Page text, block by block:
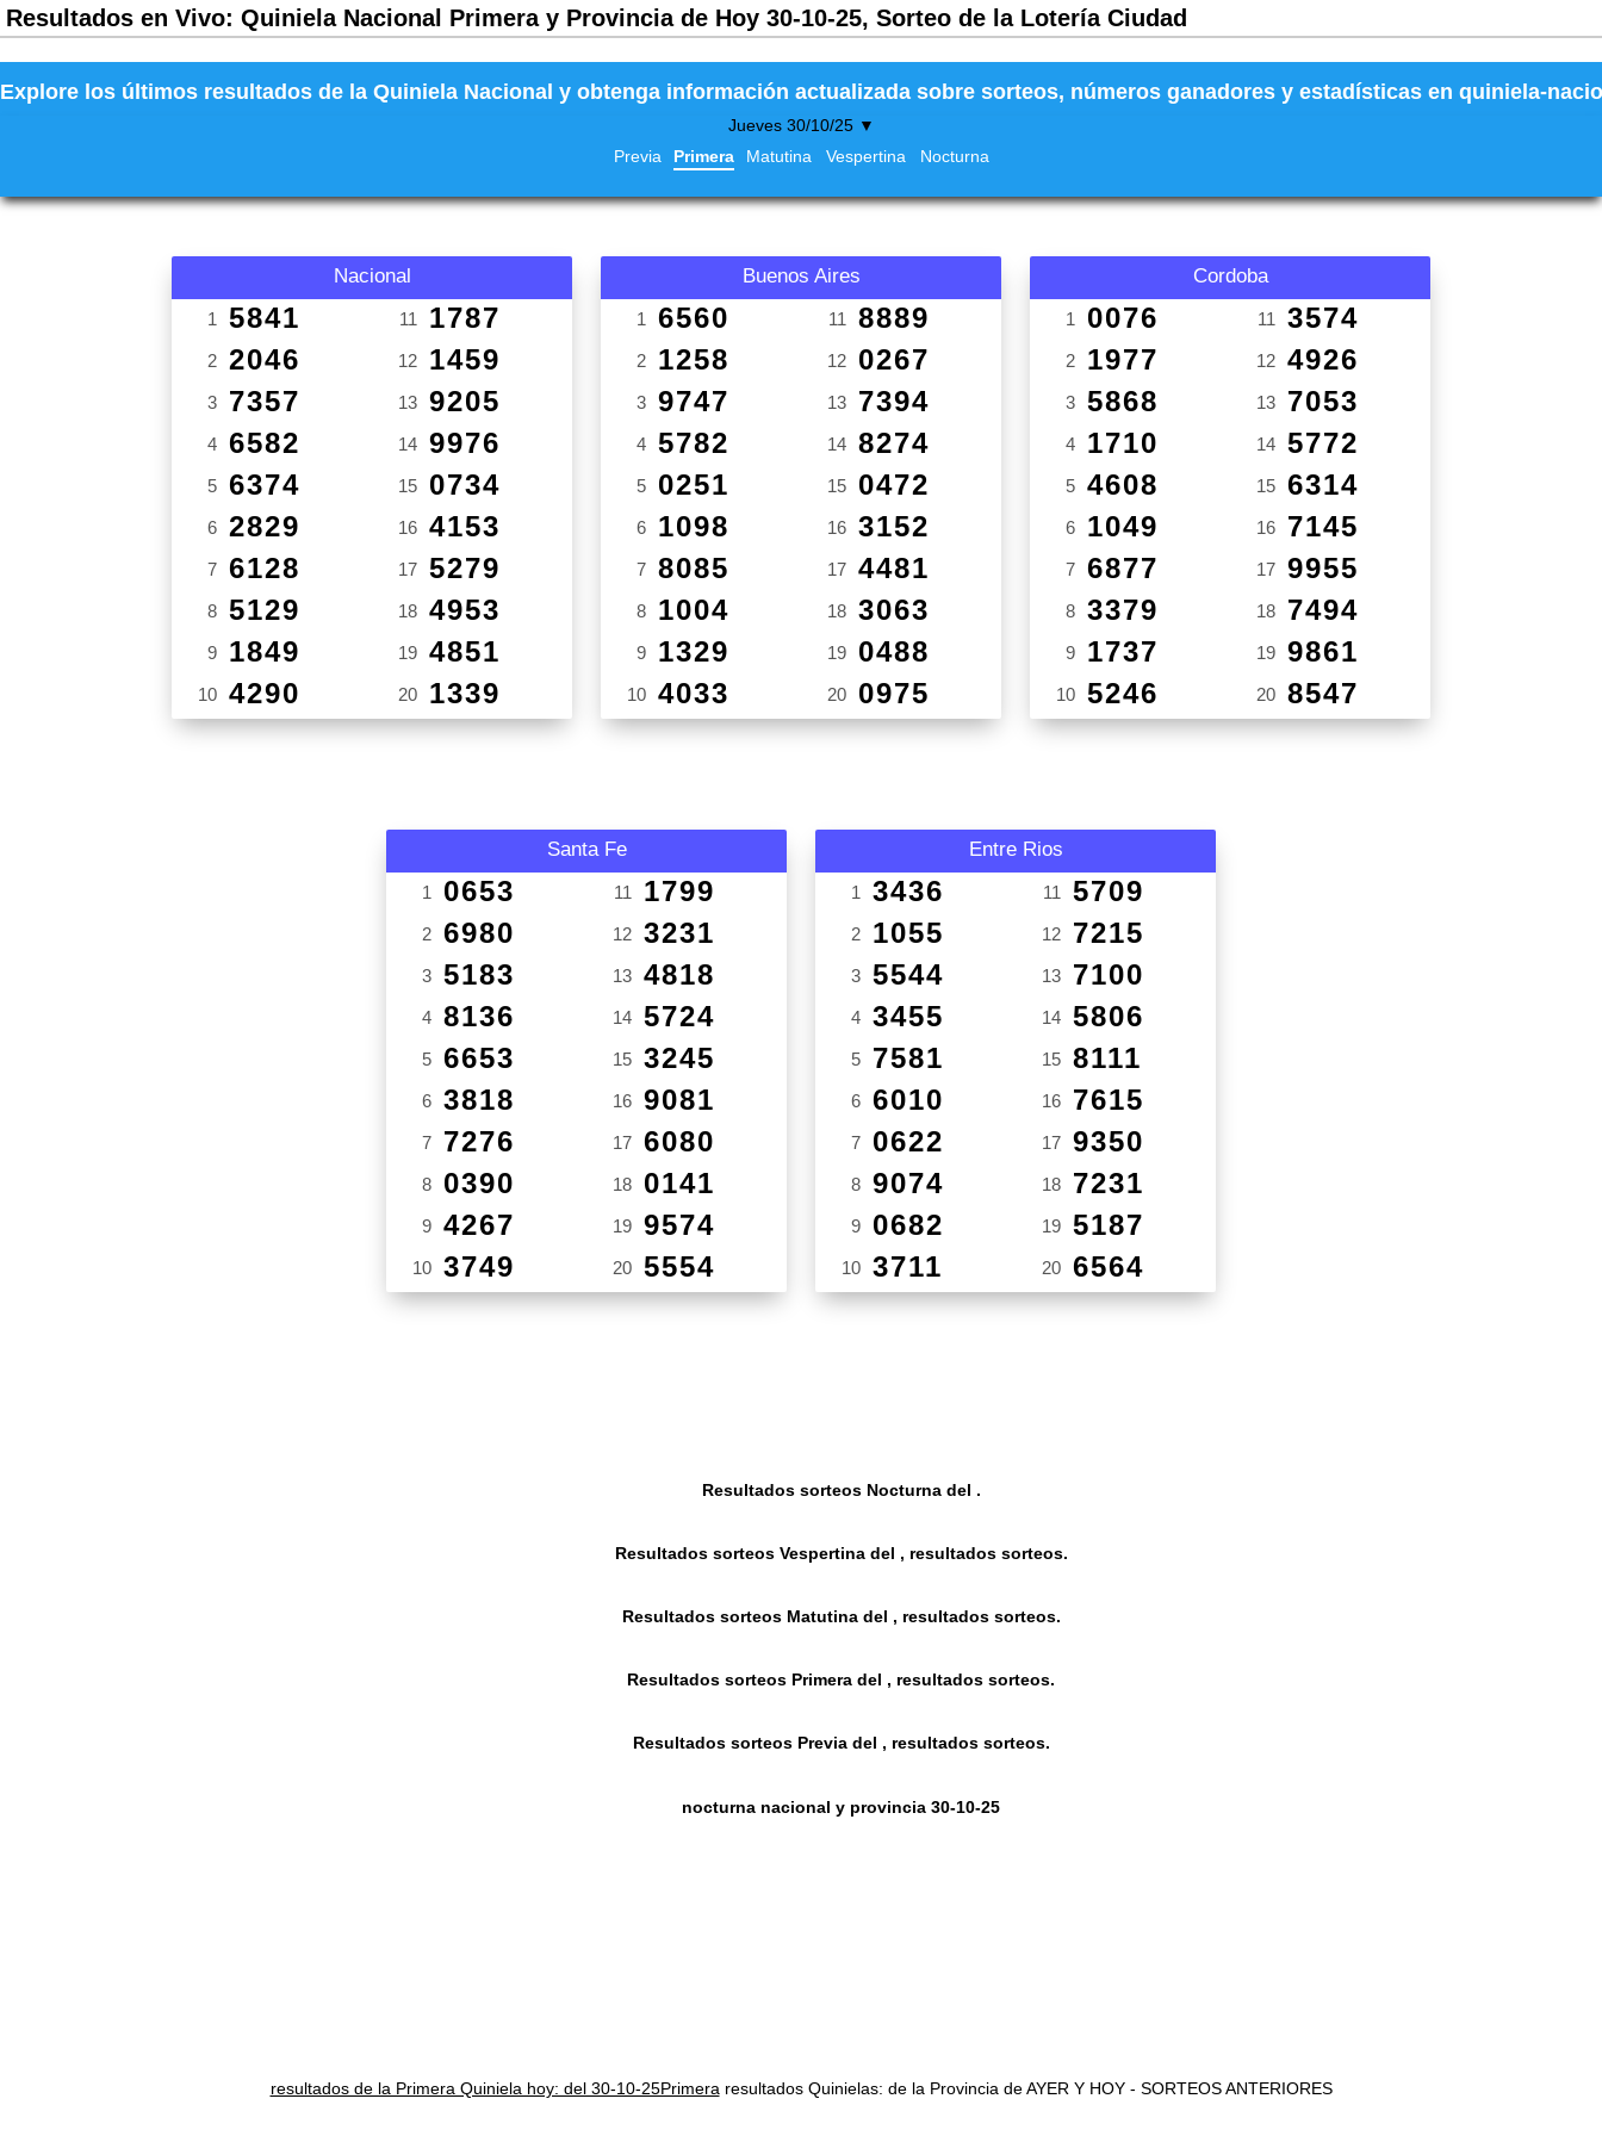
Resultados en Vivo: Quiniela Nacional Primera y Provincia de Hoy 30-10-25, Sorteo de la Lotería Ciudad
Explore los últimos resultados de la Quiniela Nacional y obtenga información actualizada sobre sorteos, números ganadores y estadísticas en quiniela-
Jueves 30/10/25 ▼
Previa
Primera Matutina Vespertina Nocturna
Nacional
1 5841
2 2046
3 7357
4 6582
5 6374
6 2829
7 6128
8 5129
9 1849
10 4290
11 1787
12 1459
13 9205
14 9976
15 0734
16 4153
17 5279
18 4953
19 4851
20 1339
Buenos Aires
1 6560
2 1258
3 9747
4 5782
5 0251
6 1098
7 8085
8 1004
9 1329
10 4033
11 8889
12 0267
13 7394
14 8274
15 0472
16 3152
17 4481
18 3063
19 0488
20 0975
Cordoba
1 0076
2 1977
3 5868
4 1710
5 4608
6 1049
7 6877
8 3379
9 1737
10 5246
11 3574
12 4926
13 7053
14 5772
15 6314
16 7145
17 9955
18 7494
19 9861
20 8547
Santa Fe
1 0653
2 6980
3 5183
4 8136
5 6653
6 3818
7 7276
8 0390
9 4267
10 3749
11 1799
12 3231
13 4818
14 5724
15 3245
16 9081
17 6080
18 0141
19 9574
20 5554
Entre Rios
1 3436
2 1055
3 5544
4 3455
5 7581
6 6010
7 0622
8 9074
9 0682
10 3711
11 5709
12 7215
13 7100
14 5806
15 8111
16 7615
17 9350
18 7231
19 5187
20 6564
Resultados sorteos Nocturna del .
Resultados sorteos Vespertina del , resultados sorteos.
Resultados sorteos Matutina del , resultados sorteos.
Resultados sorteos Primera del , resultados sorteos.
Resultados sorteos Previa del , resultados sorteos.
nocturna nacional y provincia 30-10-25
resultados de la Primera Quiniela hoy: del 30-10-25Primera resultados Quinielas: de la Provincia de AYER Y HOY - SORTEOS ANTERIORES